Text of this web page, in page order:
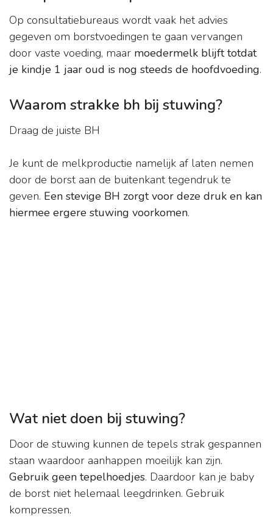
Op consultatiebureaus wordt vaak het advies
gegeven om borstvoedingen te gaan vervangen
door vaste voeding, maar moedermelk blijft totdat
je kindje 1 jaar oud is nog steeds de hoofdvoeding.
Waarom strakke bh bij stuwing?
Draag de juiste BH
Je kunt de melkproductie namelijk af laten nemen
door de borst aan de buitenkant tegendruk te
geven. Een stevige BH zorgt voor deze druk en kan
hiermee ergere stuwing voorkomen.
Wat niet doen bij stuwing?
Door de stuwing kunnen de tepels strak gespannen
staan waardoor aanhappen moeilijk kan zijn.
Gebruik geen tepelhoedjes. Daardoor kan je baby
de borst niet helemaal leegdrinken. Gebruik
kompressen.